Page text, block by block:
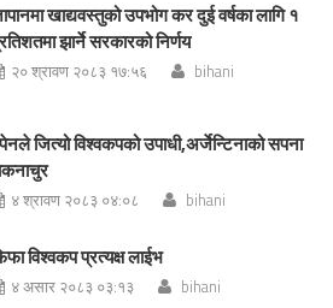
खाद्यवस्तुको उपभोग कर दुई वर्षका लागि १
झार्ने सरकारको निर्णय
२० श्रावण २०८३ १७:५६ bihani
जित्यो विश्वकपको उपाधी,अर्जेन्टिनाको सपना
४ श्रावण २०८३ ०४:०८ bihani
विश्वकप प्रत्यक्ष लाईभ
४ असार २०८३ ०३:१३ bihani